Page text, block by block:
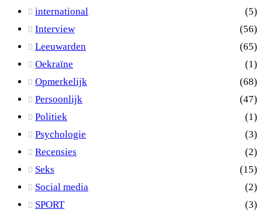
international
(5)
Interview
(56)
Leeuwarden
(65)
Oekraïne
(1)
Opmerkelijk
(68)
Persoonlijk
(47)
Politiek
(1)
Psychologie
(3)
Recensies
(2)
Seks
(15)
Social media
(2)
SPORT
(3)